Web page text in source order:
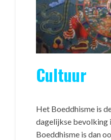
Cultuur
Het Boeddhisme is
dagelijkse bevolking
Boeddhisme is dan